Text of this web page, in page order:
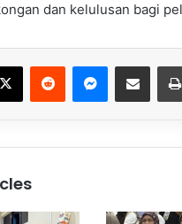
dan kelulusan bagi